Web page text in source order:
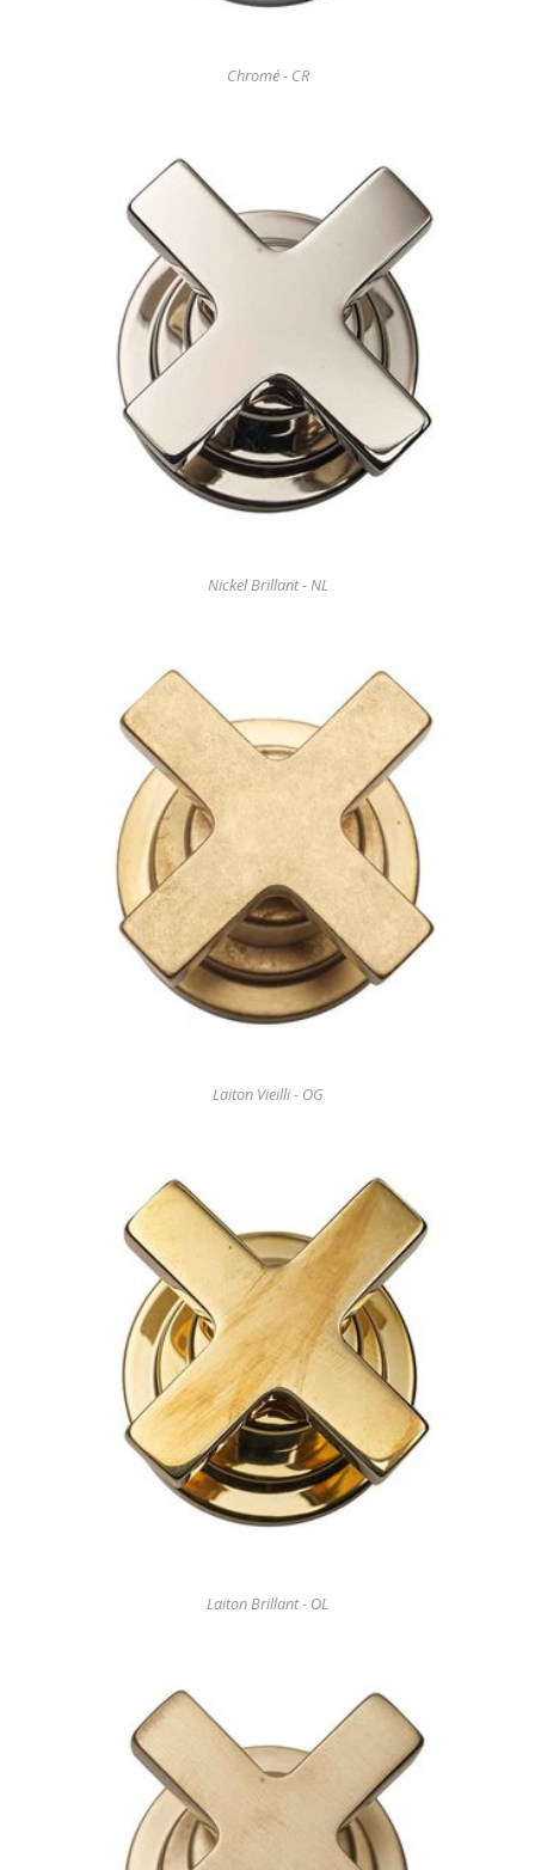
Chromé - CR
Nickel Brillant - NL
Laiton Vieilli - OG
Laiton Brillant - OL